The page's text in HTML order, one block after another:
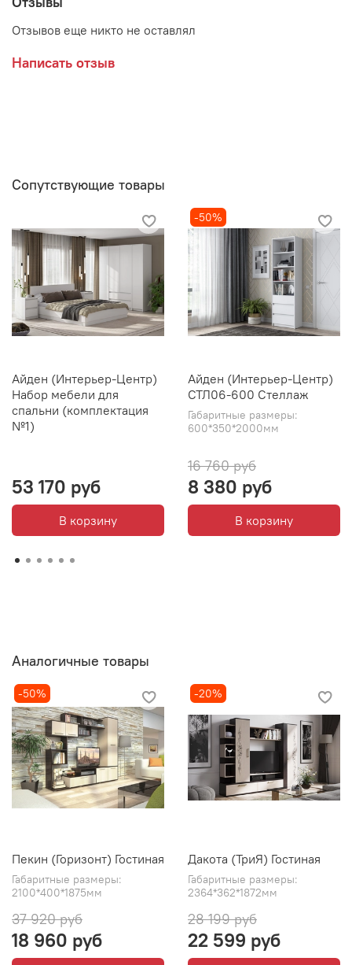
Отзывов еще никто не оставлял
Написать отзыв
Сопутствующие товары
Айден (Интерьер-Центр)
Набор мебели для
спальни (комплектация
№1)
53 170 руб
В корзину
-50%
Айден (Интерьер-Центр)
СТЛ06-600 Стеллаж
Габаритные размеры:
600*350*2000мм
16 760 руб
8 380 руб
В корзину
Аналогичные товары
-50%
Пекин (Горизонт) Гостиная
Габаритные размеры:
2100*400*1875мм
37 920 руб
18 960 руб
-20%
Дакота (ТриЯ) Гостиная
Габаритные размеры:
2364*362*1872мм
28 199 руб
22 599 руб